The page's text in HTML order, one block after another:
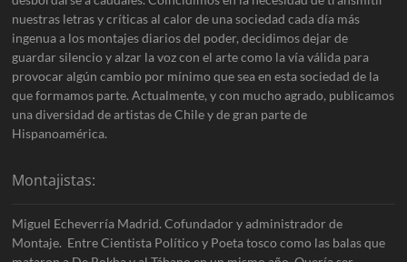
nuestras letras y críticas al calor de una sociedad cada día más
ingenua a los montajes diarios del poder, decidimos dejar de
guardar silencio y alzar la voz con el arte como la vía válida para
provocar algún cambio por mínimo que sea en esta sociedad de la
que formamos parte. Actualmente, y con mucho agrado, publicamos
una diversidad de artistas de Chile y de gran parte de
Hispanoamérica.
Montajistas:
Miguel Echeverría Madrid. Cofundador y administrador de
Montaje. Entre Cientista Político y Poeta tosco como las balas que